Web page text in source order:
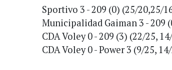
Sportivo 3 - 209 (0) (25/20,25/
Municipalidad Gaiman 3 - 209
CDA Voley 0 - 209 (3) (22/25,
CDA Voley 0 - Power 3 (9/25,